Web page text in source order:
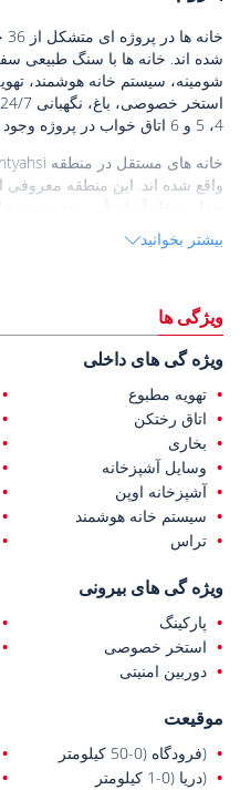
شده اند. خانه ها با سنگ طبیعی
4، 5 و 6 اتاق خواب در پروژه وجود دارد.
واقع شده اند. این منطقه
حمل و نقل آسان آن برجسته شده
خانه های فروشی در بدروم
قرار دارند. کیلومتر از بدروم -
بیشتر بخوانید
ویژگی ها
ویژه گی های داخلی
تهویه مطبوع
اتاق رختکن
بخاری
وسایل آشپزخانه
آشپزخانه اوپن
سیستم خانه هوشمند
تراس
ویژه گی های بیرونی
پارکینگ
استخر خصوصی
دوربین امنیتی
موقیعت
(فرودگاه (0-50 کیلومتر
(دریا (0-1 کیلومتر